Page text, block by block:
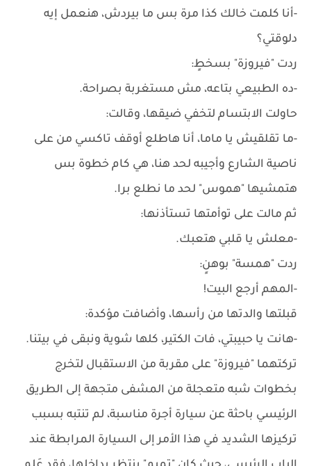
-أنا كلمت خالك كذا مرة بس ما بيردش، هنعمل إيه
دلوقتي؟
ردت "فيروزة" بسخطٍ:
-ده الطبيعي بتاعه، مش مستغربة بصراحة.
حاولت الابتسام لتخفي ضيقها، وقالت:
-ما تقلقيش يا ماما، أنا هاطلع أوقف تاكسي من على
ناصية الشارع وأجيبه لحد هنا، هي كام خطوة بس
هتمشيها "هموس" لحد ما نطلع برا.
ثم مالت على توأمتها تستأذنها:
-معلش يا قلبي هتعبك.
ردت "همسة" بوهنٍ:
-المهم أرجع البيت!
قبلتها والدتها من رأسها، وأضافت مؤكدة:
-هانت يا حبيبتي، فات الكتير، كلها شوية ونبقى في بيتنا.
تركتهما "فيروزة" على مقربة من الاستقبال لتخرج
بخطوات شبه متعجلة من المشفى متجهة إلى الطريق
الرئيسي باحثة عن سيارة أجرة مناسبة، لم تنتبه بسبب
تركيزها الشديد في هذا الأمر إلى السيارة المرابطة عند